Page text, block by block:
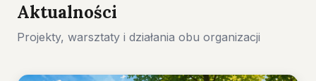
Aktualności
Projekty, warsztaty i działania obu organizacji